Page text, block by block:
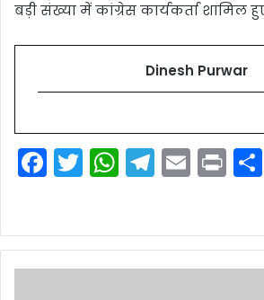
बड़ी संख्या में कांग्रेस कार्यकर्ता शामिल
Dinesh Purwar
F
a
e
b
T
w
er
W
h
ts
A
T
el
gr
a
E
m
l
Pr
in